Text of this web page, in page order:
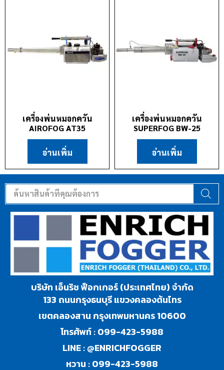
เครื่องพ่นหมอกควัน
AIROFOG AT35
อ่านเพิ่ม
เครื่องพ่นหมอกควัน
SUPERFOG BW-25
อ่านเพิ่ม
บริษัท เอ็นริช ฟ็อกเกอร์ (ประเทศไทย) จำกัด
133 ถนนกรุงธนบุรี แขวงคลองต้นไทร
เขตคลองสาน กรุงเทพมหานคร 10600
โทรศัพท์ :099-423-5988
LINE :@ENRICHFOGGER
หวาน :099-423-5988